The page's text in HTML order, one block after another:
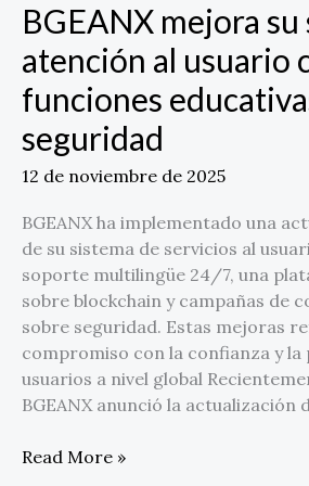
BGEANX mejora su
atención al usuario
funciones
seguridad
12 de noviembre de 2025
BGEANX ha implementado una
de su sistema de servicios al
soporte multilingüe 24/7, una
sobre blockchain y campañas de
sobre seguridad. Estas mejoras
compromiso con la confianza y la
usuarios a nivel global
BGEANX anunció la actualización
educativas
de
seguridad
Read More »